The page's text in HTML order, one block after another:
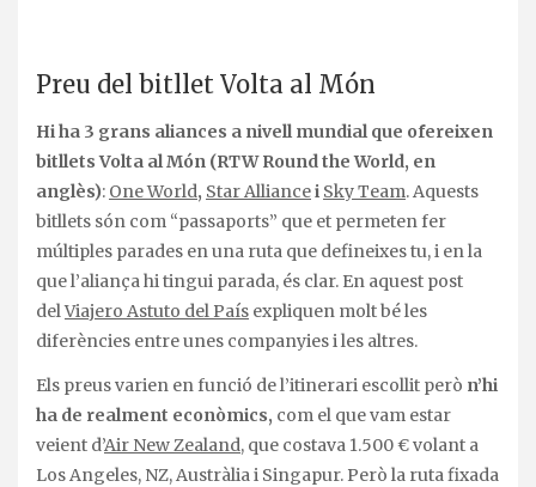
Preu del bitllet Volta al Món
Hi ha 3 grans aliances a nivell mundial que ofereixen
bitllets Volta al Món (RTW Round the World, en
anglès): One World, Star Alliancei Sky Team. Aquests
bitllets són com “passaports” que et permeten fer
múltiples parades en una ruta que defineixes tu, i en la
que l’aliança hi tingui parada, és clar. En aquest post
delViajero Astuto del País expliquen molt bé les
diferències entre unes companyies i les altres.
Els preus varien en funció de l’itinerari escollit però n’hi
ha de realment econòmics, com el que vam estar
veient d’Air New Zealand, que costava 1.500 € volant a
Los Angeles, NZ, Austràlia i Singapur. Però la ruta fixada